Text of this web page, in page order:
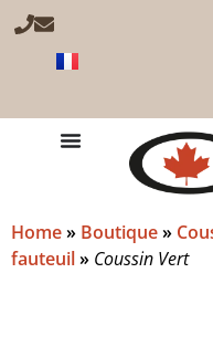
Home» Boutique»
fauteuil» Coussin Vert